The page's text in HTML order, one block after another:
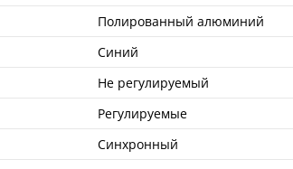
Полированный алюминий
Синий
Не регулируемый
Регулируемые
Синхронный